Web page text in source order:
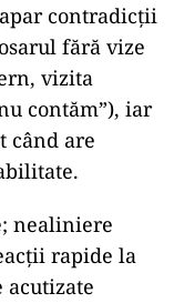
contradicții
fără vize
vizita
contăm”), iar
când are
nealiniere
rapide la